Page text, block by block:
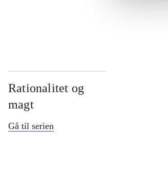
Rationalitet og
magt
Gå til serien